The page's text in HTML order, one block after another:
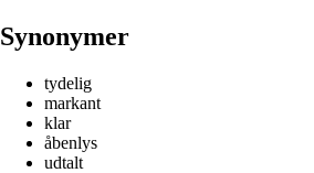
Synonymer
tydelig
markant
klar
åbenlys
udtalt